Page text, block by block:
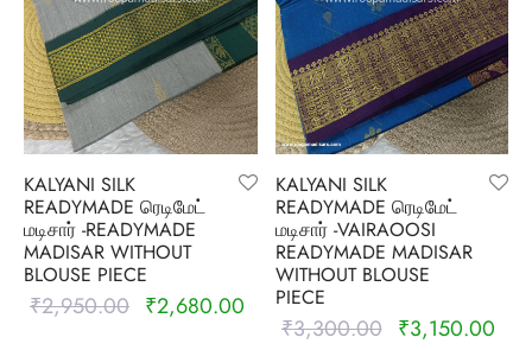
KALYANI SILK
READYMADE ரெடிமேட்
மடிசார் -READYMADE
MADISAR WITHOUT
BLOUSE PIECE
₹2,950.00
Original
₹2,680.00
Current
price is:
KALYANI SILK
READYMADE ரெடிமேட்
மடிசார் -VAIRAOOSI
READYMADE MADISAR
WITHOUT BLOUSE
PIECE
₹3,300.00
Original
₹3,150.00